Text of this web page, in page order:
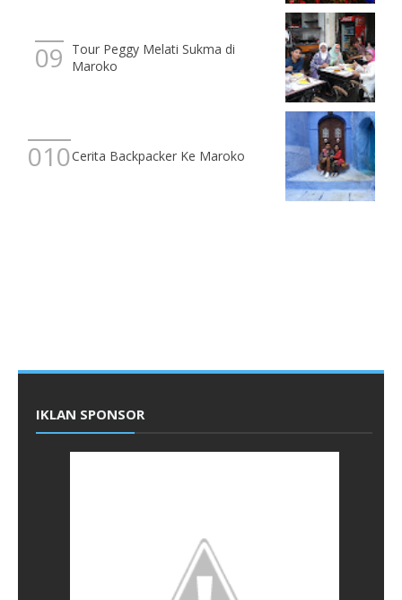
Tour Peggy Melati Sukma di
Maroko
Cerita Backpacker Ke Maroko
IKLAN SPONSOR